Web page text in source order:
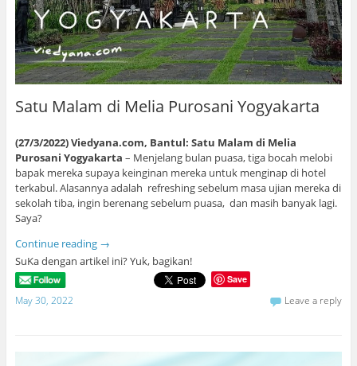
Satu Malam di Melia Purosani Yogyakarta
(27/3/2022) Viedyana.com, Bantul: Satu Malam di Melia
Purosani Yogyakarta – Menjelang bulan puasa, tiga bocah melobi
bapak mereka supaya keinginan mereka untuk menginap di hotel
terkabul. Alasannya adalah refreshing sebelum masa ujian mereka di
sekolah tiba, ingin berenang sebelum puasa, dan masih banyak lagi.
Saya?
Continue reading →
SuKa dengan artikel ini? Yuk, bagikan!
Save
May 30, 2022 Leave a reply